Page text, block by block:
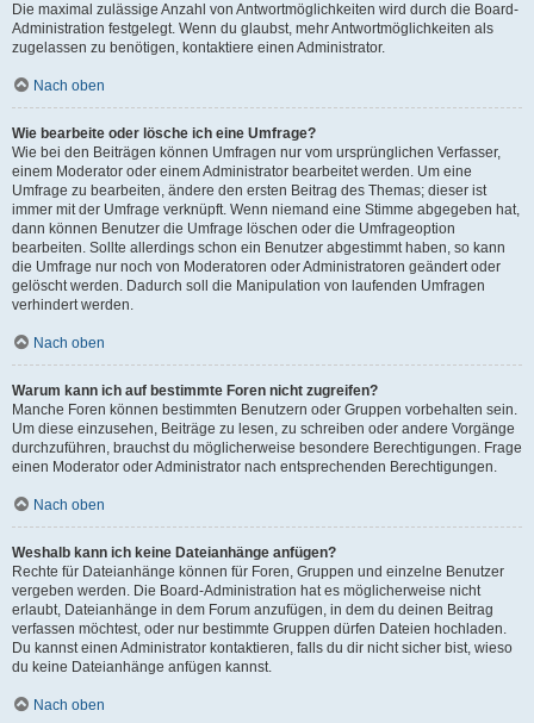
Die maximal zulässige Anzahl von Antwortmöglichkeiten wird durch die Board-
Administration festgelegt. Wenn du glaubst, mehr Antwortmöglichkeiten als
zugelassen zu benötigen, kontaktiere einen Administrator.
Nach oben
Wie bearbeite oder lösche ich eine Umfrage?
Wie bei den Beiträgen können Umfragen nur vom ursprünglichen Verfasser,
einem Moderator oder einem Administrator bearbeitet werden. Um eine
Umfrage zu bearbeiten, ändere den ersten Beitrag des Themas; dieser ist
immer mit der Umfrage verknüpft. Wenn niemand eine Stimme abgegeben hat,
dann können Benutzer die Umfrage löschen oder die Umfrageoption
bearbeiten. Sollte allerdings schon ein Benutzer abgestimmt haben, so kann
die Umfrage nur noch von Moderatoren oder Administratoren geändert oder
gelöscht werden. Dadurch soll die Manipulation von laufenden Umfragen
verhindert werden.
Nach oben
Warum kann ich auf bestimmte Foren nicht zugreifen?
Manche Foren können bestimmten Benutzern oder Gruppen vorbehalten sein.
Um diese einzusehen, Beiträge zu lesen, zu schreiben oder andere Vorgänge
durchzuführen, brauchst du möglicherweise besondere Berechtigungen. Frage
einen Moderator oder Administrator nach entsprechenden Berechtigungen.
Nach oben
Weshalb kann ich keine Dateianhänge anfügen?
Rechte für Dateianhänge können für Foren, Gruppen und einzelne Benutzer
vergeben werden. Die Board-Administration hat es möglicherweise nicht
erlaubt, Dateianhänge in dem Forum anzufügen, in dem du deinen Beitrag
verfassen möchtest, oder nur bestimmte Gruppen dürfen Dateien hochladen.
Du kannst einen Administrator kontaktieren, falls du dir nicht sicher bist, wieso
du keine Dateianhänge anfügen kannst.
Nach oben